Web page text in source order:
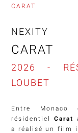
CARAT
NEXITY
CARAT
2026 -
LOUBET
Entre Monaco
résidentielCarat
a réalisé un film